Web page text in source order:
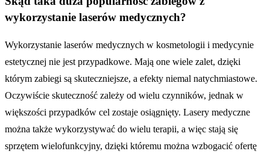
wykorzystanie laserów medycznych?
Wykorzystanie laserów medycznych w kosmetologii i medycynie
estetycznej nie jest przypadkowe. Mają one wiele zalet, dzięki
którym zabiegi są skuteczniejsze, a efekty niemal natychmiastowe.
Oczywiście skuteczność zależy od wielu czynników, jednak w
większości przypadków cel zostaje osiągnięty. Lasery medyczne
można także wykorzystywać do wielu terapii, a więc stają się
sprzętem wielofunkcyjny, dzięki któremu można wzbogacić ofertę